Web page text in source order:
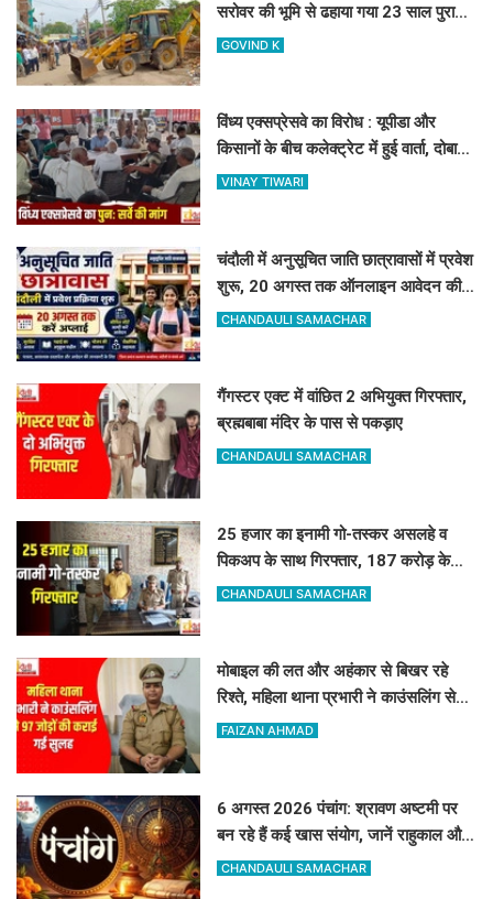
सरोवर की भूमि से ढहाया गया 23 साल पुराना
अवैध निर्माण
GOVIND K
विंध्य एक्सप्रेसवे का विरोध : यूपीडा और
किसानों के बीच कलेक्ट्रेट में हुई वार्ता, दोबारा
सर्वे कराने का मिला आश्वासन
VINAY TIWARI
चंदौली में अनुसूचित जाति छात्रावासों में प्रवेश
शुरू, 20 अगस्त तक ऑनलाइन आवेदन की
सुविधा
CHANDAULI SAMACHAR
गैंगस्टर एक्ट में वांछित 2 अभियुक्त गिरफ्तार,
ब्रह्मबाबा मंदिर के पास से पकड़ाए
CHANDAULI SAMACHAR
25 हजार का इनामी गो-तस्कर असलहे व
पिकअप के साथ गिरफ्तार, 187 करोड़ के
नेटवर्क से जुड़ा तार
CHANDAULI SAMACHAR
मोबाइल की लत और अहंकार से बिखर रहे
रिश्ते, महिला थाना प्रभारी ने काउंसलिंग से
97 जोड़ों की कराई गई सुलह
FAIZAN AHMAD
6 अगस्त 2026 पंचांग: श्रावण अष्टमी पर
बन रहे हैं कई खास संयोग, जानें राहुकाल और
अभिजीत मुहूर्त का सटीक समय
CHANDAULI SAMACHAR